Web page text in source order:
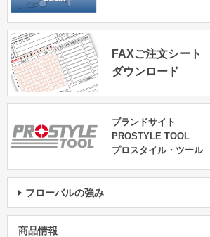
FAXご注文シート
ダウンロード
ブランドサイト
PROSTYLE TOOL
プロスタイル・ツール
フローバルの強み
商品情報